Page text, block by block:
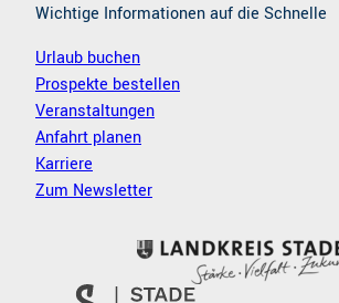
Wichtige Informationen auf die Schnelle
Urlaub buchen
Prospekte bestellen
Veranstaltungen
Anfahrt planen
Karriere
Zum Newsletter